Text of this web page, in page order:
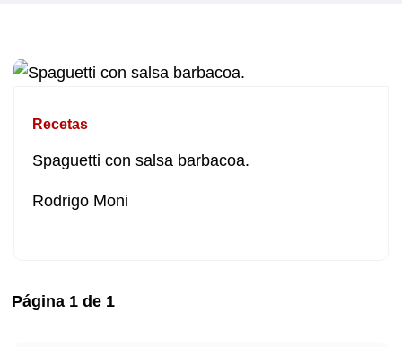
Recetas
Spaguetti con salsa barbacoa.
Rodrigo Moni
Página 1 de 1